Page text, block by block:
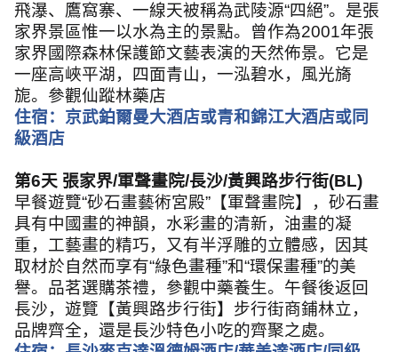
飛瀑、鷹窩寨、一線天被稱為武陵源“四絕”。是張
家界景區惟一以水為主的景點。曾作為2001年張
家界國際森林保護節文藝表演的天然佈景。它是
一座高峽平湖，四面青山，一泓碧水，風光旖
旎。參觀仙蹤林藥店
住宿：京武鉑爾曼大酒店或青和錦江大酒店或同
級酒店
第6天 張家界/軍聲畫院/長沙/黃興路步行街(BL)
早餐遊覽“砂石畫藝術宮殿” 【軍聲畫院】，砂石畫
具有中國畫的神韻，水彩畫的清新，油畫的凝
重，工藝畫的精巧，又有半浮雕的立體感，因其
取材於自然而享有“綠色畫種”和“環保畫種”的美
譽。品茗選購茶禮，參觀中藥養生。午餐後返回
長沙，遊覽【黃興路步行街】步行街商鋪林立，
品牌齊全，還是長沙特色小吃的齊聚之處。